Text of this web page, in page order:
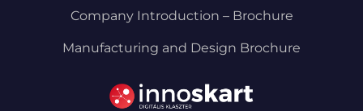
Company Introduction – Brochure
Manufacturing and Design Brochure